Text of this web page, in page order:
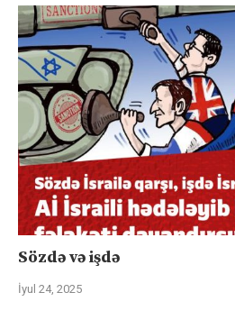
Sözdə və işdə
İyul 24, 2025